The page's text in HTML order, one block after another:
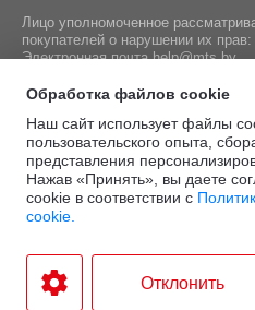
Лицо уполномоченное
покупателей о нарушении их прав:
Электронная почтаhelp@mts.by
Номер телефона работников
регистрации СООО «Мобильные
уполномоченных рассматривать
+375 17 215-14-65
reCAPTCHA, а также
применяются
Google
Обработка файлов cookie
Наш сайт использует файлы
пользовательского опыта,
представления
Нажав «Принять», вы даете
cookie в соответствии с
cookie.
Отклонить